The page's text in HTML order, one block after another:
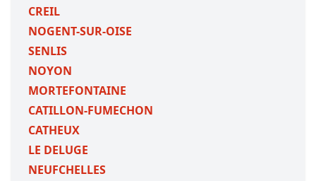
CREIL
NOGENT-SUR-OISE
SENLIS
NOYON
MORTEFONTAINE
CATILLON-FUMECHON
CATHEUX
LE DELUGE
NEUFCHELLES